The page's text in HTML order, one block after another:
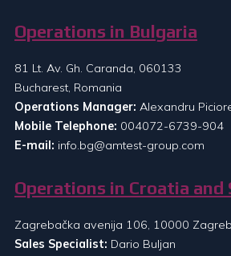
Operations in Bulgaria
81 Lt. Av. Gh. Caranda, 060133
Bucharest, Romania
Operations Manager: Alexandru
Mobile Telephone: 004072-6739-904
E-mail: info.bg@amtest-group.com
Operations in Croatia and
Zagrebačka avenija 106, 10000
Sales Specialist: Dario Buljan